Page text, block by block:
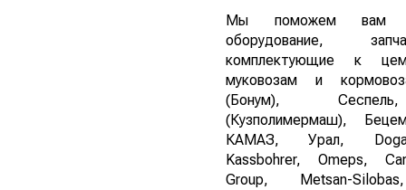
Мы поможем вам
оборудование,
комплектующие к
муковозам и
(Бонум),
(Кузполимермаш),
КАМАЗ, Урал,
Kassbohrer, Omeps,
Group, Metsan-